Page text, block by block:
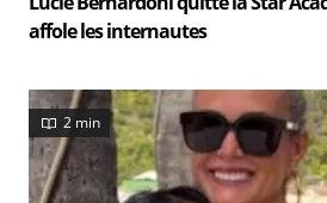
affole les internautes
2 min